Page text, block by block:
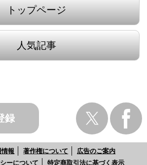
トップページ
人気記事
録
報 著作権について
広告のご案内
ーについて
特定商取引法に基づく表示